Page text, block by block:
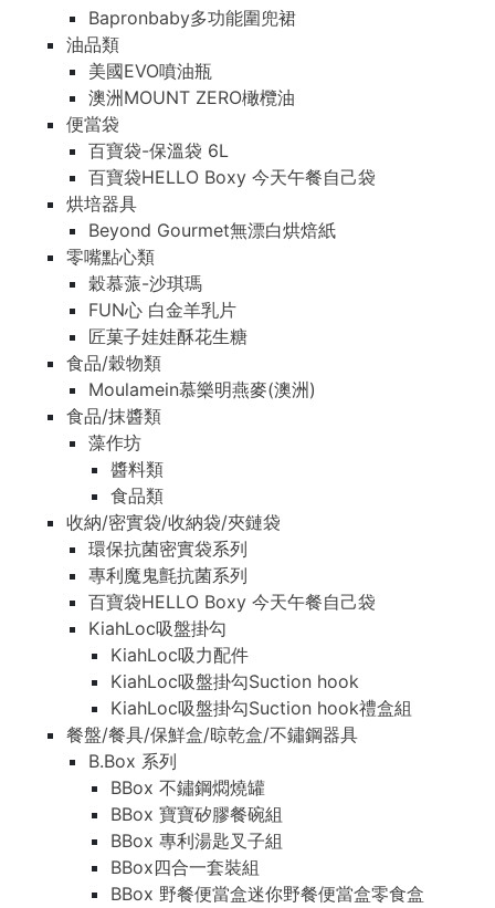
Bapronbaby多功能圍兜裙
油品類
美國EVO噴油瓶
澳洲MOUNT ZERO橄欖油
便當袋
百寶袋-保溫袋 6L
百寶袋HELLO Boxy 今天午餐自己袋
烘培器具
Beyond Gourmet無漂白烘焙紙
零嘴點心類
穀慕蒎-沙琪瑪
FUN心 白金羊乳片
匠菓子娃娃酥花生糖
食品/穀物類
Moulamein慕樂明燕麥(澳洲)
食品/抹醬類
藻作坊
醬料類
食品類
收納/密實袋/收納袋/夾鏈袋
環保抗菌密實袋系列
專利魔鬼氈抗菌系列
百寶袋HELLO Boxy 今天午餐自己袋
KiahLoc吸盤掛勾
KiahLoc吸力配件
KiahLoc吸盤掛勾Suction hook
KiahLoc吸盤掛勾Suction hook禮盒組
餐盤/餐具/保鮮盒/晾乾盒/不鏽鋼器具
B.Box 系列
BBox 不鏽鋼燜燒罐
BBox 寶寶矽膠餐碗組
BBox 專利湯匙叉子組
BBox四合一套裝組
BBox 野餐便當盒迷你野餐便當盒零食盒